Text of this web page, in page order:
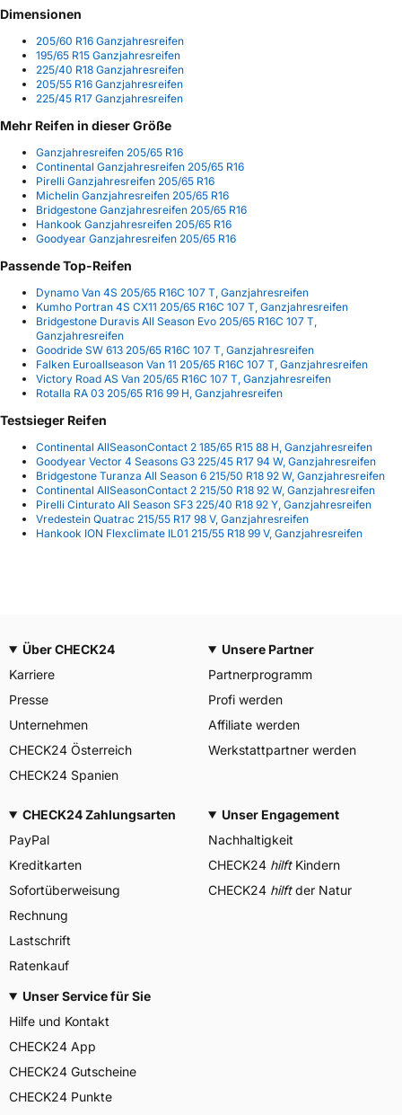
Dimensionen
205/60 R16 Ganzjahresreifen
195/65 R15 Ganzjahresreifen
225/40 R18 Ganzjahresreifen
205/55 R16 Ganzjahresreifen
225/45 R17 Ganzjahresreifen
Mehr Reifen in dieser Größe
Ganzjahresreifen 205/65 R16
Continental Ganzjahresreifen 205/65 R16
Pirelli Ganzjahresreifen 205/65 R16
Michelin Ganzjahresreifen 205/65 R16
Bridgestone Ganzjahresreifen 205/65 R16
Hankook Ganzjahresreifen 205/65 R16
Goodyear Ganzjahresreifen 205/65 R16
Passende Top-Reifen
Dynamo Van 4S 205/65 R16C 107 T, Ganzjahresreifen
Kumho Portran 4S CX11 205/65 R16C 107 T, Ganzjahresreifen
Bridgestone Duravis All Season Evo 205/65 R16C 107 T,
Ganzjahresreifen
Goodride SW 613 205/65 R16C 107 T, Ganzjahresreifen
Falken Euroallseason Van 11 205/65 R16C 107 T, Ganzjahresreifen
Victory Road AS Van 205/65 R16C 107 T, Ganzjahresreifen
Rotalla RA 03 205/65 R16 99 H, Ganzjahresreifen
Testsieger Reifen
Continental AllSeasonContact 2 185/65 R15 88 H, Ganzjahresreifen
Goodyear Vector 4 Seasons G3 225/45 R17 94 W, Ganzjahresreifen
Bridgestone Turanza All Season 6 215/50 R18 92 W, Ganzjahresreifen
Continental AllSeasonContact 2 215/50 R18 92 W, Ganzjahresreifen
Pirelli Cinturato All Season SF3 225/40 R18 92 Y, Ganzjahresreifen
Vredestein Quatrac 215/55 R17 98 V, Ganzjahresreifen
Hankook ION Flexclimate IL01 215/55 R18 99 V, Ganzjahresreifen
Über CHECK24
Karriere
Presse
Unternehmen
CHECK24 Österreich
CHECK24 Spanien
Unsere Partner
Partnerprogramm
Profi werden
Affiliate werden
Werkstattpartner werden
CHECK24 Zahlungsarten
PayPal
Kreditkarten
Sofortüberweisung
Rechnung
Lastschrift
Ratenkauf
Unser Engagement
Nachhaltigkeit
CHECK24 hilftKindern
CHECK24 hilftder Natur
Unser Service für Sie
Hilfe und Kontakt
CHECK24 App
CHECK24 Gutscheine
CHECK24 Punkte